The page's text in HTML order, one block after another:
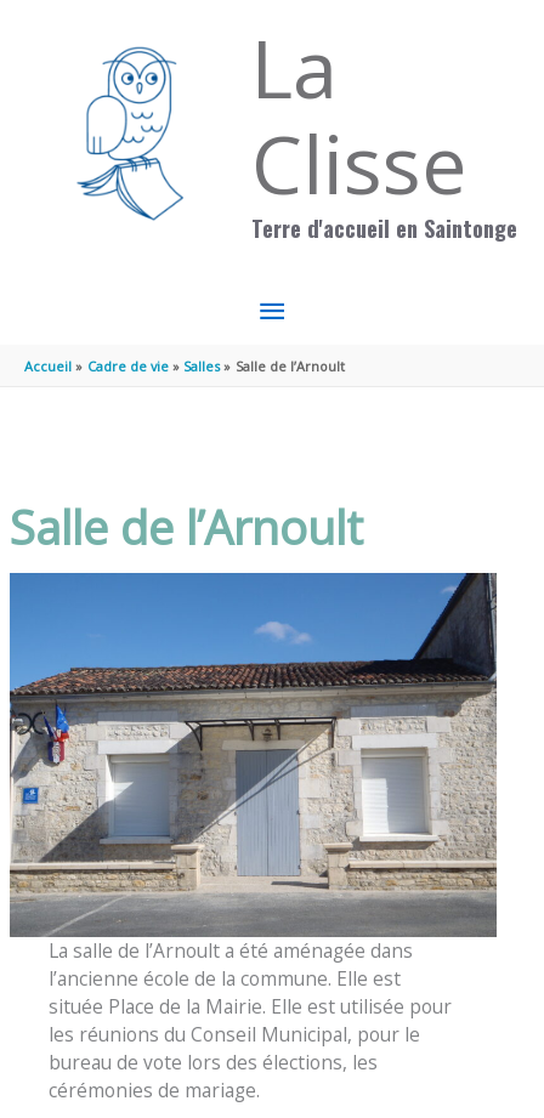
La
Clisse
Terre d'accueil en Saintonge
MENU
PRINCIPAL
Accueil Cadre de vie Salles Salle de l’Arnoult
Salle de l’Arnoult
La salle de l’Arnoult a été aménagée dans
l’ancienne école de la commune. Elle est
située Place de la Mairie. Elle est utilisée pour
les réunions du Conseil Municipal, pour le
bureau de vote lors des élections, les
cérémonies de mariage.